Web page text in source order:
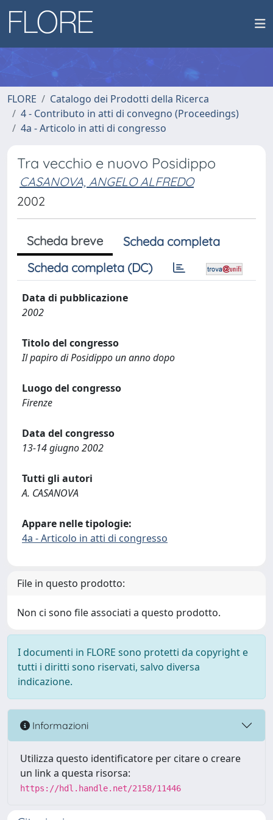
FLORE
Catalogo dei Prodotti della Ricerca
4 - Contributo in atti di convegno (Proceedings)
4a - Articolo in atti di congresso
Tra vecchio e nuovo Posidippo
CASANOVA, ANGELO ALFREDO
2002
Scheda breve
Scheda completa
Scheda completa (DC)
Data di pubblicazione
2002
Titolo del congresso
Il papiro di Posidippo un anno dopo
Luogo del congresso
Firenze
Data del congresso
13-14 giugno 2002
Tutti gli autori
A. CASANOVA
Appare nelle tipologie:
4a - Articolo in atti di congresso
File in questo prodotto:
Non ci sono file associati a questo prodotto.
I documenti in FLORE sono protetti da copyright e
tutti i diritti sono riservati, salvo diversa
indicazione.
Informazioni
Utilizza questo identificatore per citare o creare
un link a questa risorsa:
https://hdl.handle.net/2158/11446